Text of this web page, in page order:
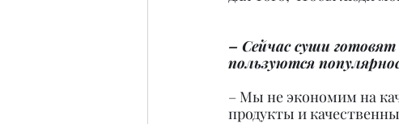
– Сейчас суши
пользуются
– Мы не экономим на
продукты и